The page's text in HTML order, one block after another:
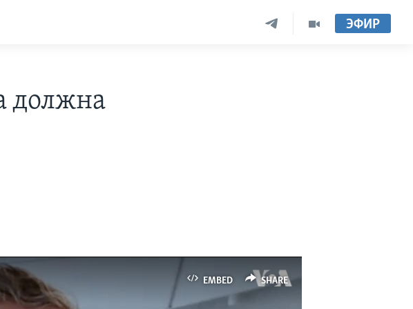
ЭФИР
должна
EMBED SHARE